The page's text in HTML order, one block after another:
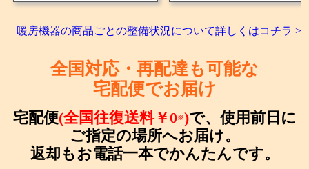
暖房機器の商品ごとの整備状況について詳しくはコチラ >
全国対応・再配達も可能な
宅配便でお届け
宅配便(全国往復送料￥0※)で、使用前日に
ご指定の場所へお届け。
返却もお電話一本でかんたんです。